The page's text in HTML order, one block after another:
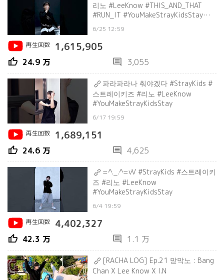
리노 #LeeKnow #THIS_AND_THAT
#RUN_IT #YouMakeStrayKidsStay
6/25 12:59
再生回数
1,615,905
thumb_up 24.9 万 comment 3,055
파라파라나 춰야겠다 #StrayKids #
스트레이키즈 #리노 #LeeKnow
#YouMakeStrayKidsStay
6/17 19:59
再生回数
1,689,151
thumb_up 24.6 万 comment 4,625
=^._.^=vV #StrayKids #스트레이키
즈 #리노 #LeeKnow
#YouMakeStrayKidsStay
6/4 19:59
再生回数
4,402,327
thumb_up 42.3 万 comment 1.1 万
[RACHA LOG] Ep.21 맏막노 : Bang
Chan X Lee Know X I.N